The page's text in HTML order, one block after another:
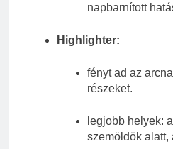
napbarnított
Highlighter:
fényt ad az
részeket.
legjobb helyek:
szemöldök alatt,